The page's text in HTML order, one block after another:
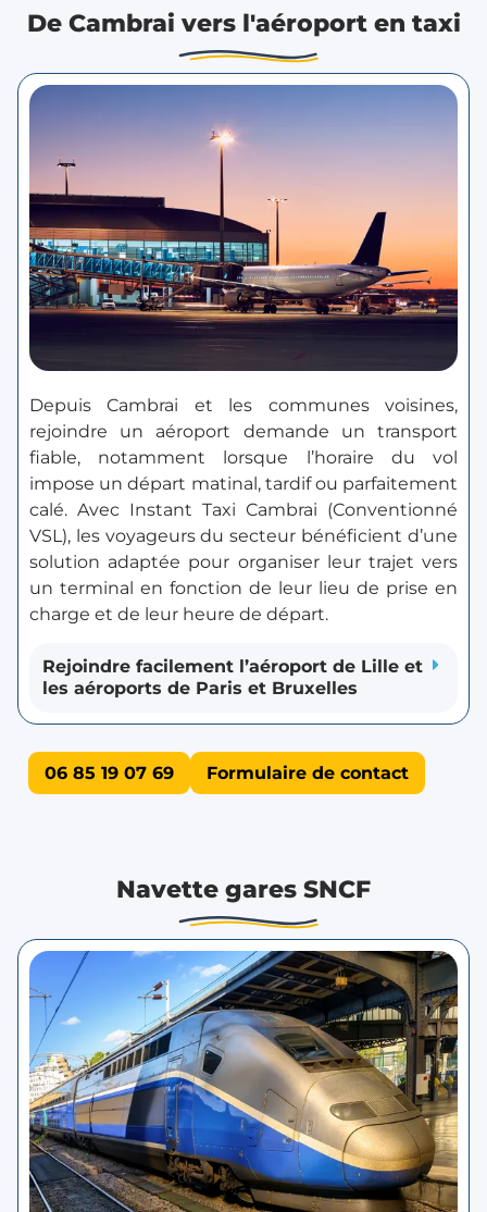
De Cambrai vers l'aéroport en taxi
Depuis Cambrai et les communes voisines,
rejoindre un aéroport demande un transport
fiable, notamment lorsque l’horaire du vol
impose un départ matinal, tardif ou parfaitement
calé. Avec Instant Taxi Cambrai (Conventionné
VSL), les voyageurs du secteur bénéficient d’une
solution adaptée pour organiser leur trajet vers
un terminal en fonction de leur lieu de prise en
charge et de leur heure de départ.
Rejoindre facilement l’aéroport de Lille et
les aéroports de Paris et Bruxelles
06 85 19 07 69 Formulaire de contact
Navette gares SNCF